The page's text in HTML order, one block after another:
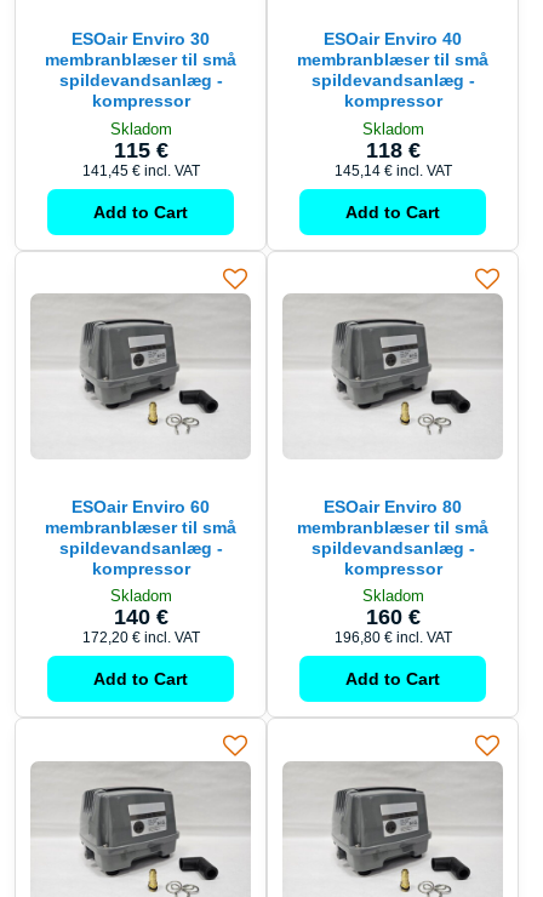
ESOair Enviro 30
membranblæser til små
spildevandsanlæg -
kompressor
Skladom
115 €
141,45 € incl. VAT
Add to Cart
ESOair Enviro 40
membranblæser til små
spildevandsanlæg -
kompressor
Skladom
118 €
145,14 € incl. VAT
Add to Cart
ESOair Enviro 60
membranblæser til små
spildevandsanlæg -
kompressor
Skladom
140 €
172,20 € incl. VAT
Add to Cart
ESOair Enviro 80
membranblæser til små
spildevandsanlæg -
kompressor
Skladom
160 €
196,80 € incl. VAT
Add to Cart